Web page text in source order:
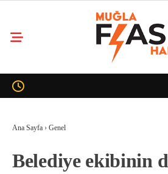
Ana Sayfa › Genel
Belediye ekibinin